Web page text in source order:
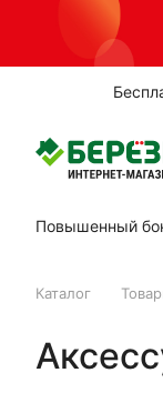
Повышенный
Каталог